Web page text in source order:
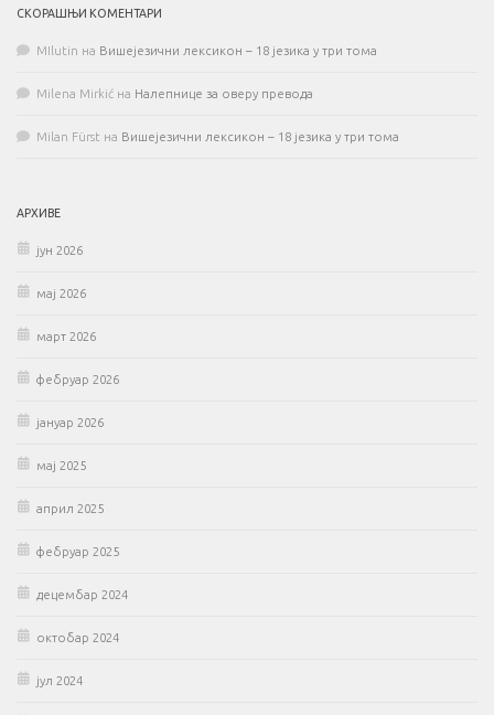
СКОРАШЊИ КОМЕНТАРИ
MIlutin на Вишејезични лексикон – 18 језика у три тома
Milena Mirkić на Налепнице за оверу превода
Milan Fürst на Вишејезични лексикон – 18 језика у три тома
АРХИВЕ
јун 2026
мај 2026
март 2026
фебруар 2026
јануар 2026
мај 2025
април 2025
фебруар 2025
децембар 2024
октобар 2024
јул 2024